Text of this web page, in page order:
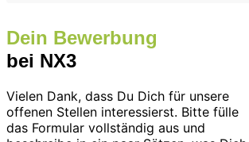
Dein Bewerbung
bei NX3
Vielen Dank, dass Du Dich für unsere
offenen Stellen interessierst. Bitte fülle
das Formular vollständig aus und